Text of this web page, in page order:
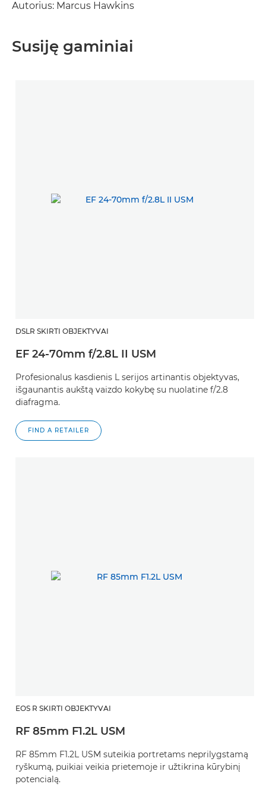
Autorius: Marcus Hawkins
Susiję gaminiai
DSLR SKIRTI OBJEKTYVAI
EF 24-70mm f/2.8L II USM
Profesionalus kasdienis L serijos artinantis objektyvas,
išgaunantis aukštą vaizdo kokybę su nuolatine f/2.8
diafragma.
FIND A RETAILER
EOS R SKIRTI OBJEKTYVAI
RF 85mm F1.2L USM
RF 85mm F1.2L USM suteikia portretams neprilygstamą
ryškumą, puikiai veikia prietemoje ir užtikrina kūrybinį
potencialą.